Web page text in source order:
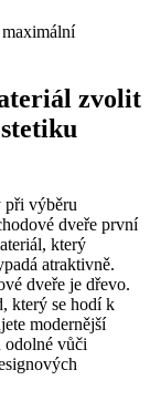
zvolit
při výběru
dveře první
který
atraktivně.
dveře je dřevo.
který se hodí k
modernější
odolné vůči